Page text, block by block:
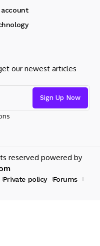
account
our newest articles
reserved powered by
Private policy
Forums